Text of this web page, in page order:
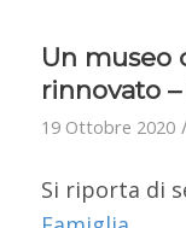
Un museo
rinnovato
19 Ottobre 2020
Si riporta di